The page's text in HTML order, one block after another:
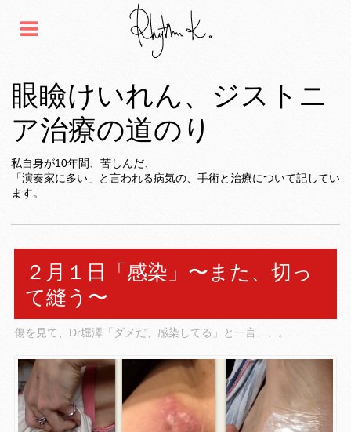
眼瞼けいれん、ジストニ
ア治療の道のり
私自身が10年間、苦しんだ、
「演奏家に多い」と言われる病気の、手術と治療について記してい
ます。
２月１日「感染」〜また、切っ
て縫う〜
傷を見て、Dr堀澤「ダメだ、感染してる」と一言、、。...